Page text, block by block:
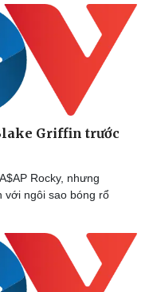
Griffin trước
Rocky, nhưng
với ngôi sao bóng rổ